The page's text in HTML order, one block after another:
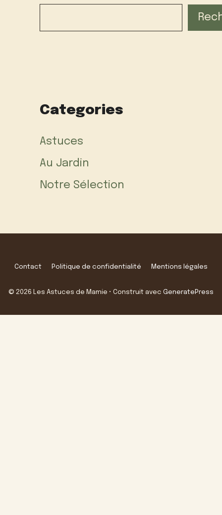
Categories
Astuces
Au Jardin
Notre Sélection
Contact Politique de confidentialité Mentions légales
© 2026 Les Astuces de Mamie • Construit avec GeneratePress